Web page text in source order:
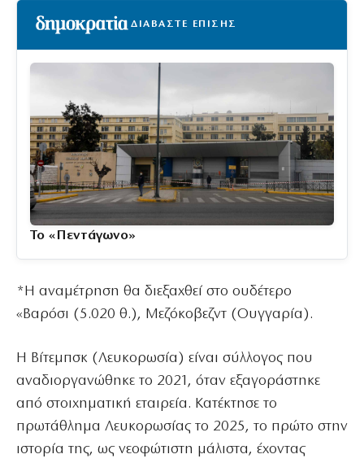
ΔΙΑΒΑΣΤΕ ΕΠΙΣΗΣ
Το «Πεντάγωνο»
*Η αναμέτρηση θα διεξαχθεί στο ουδέτερο
«Βαρόσι (5.020 θ.), Μεζόκοβεζντ (Ουγγαρία).
Η Βίτεμπσκ (Λευκορωσία) είναι σύλλογος που
αναδιοργανώθηκε το 2021, όταν εξαγοράστηκε
από στοιχηματική εταιρεία. Κατέκτησε το
πρωτάθλημα Λευκορωσίας το 2025, το πρώτο στην
ιστορία της, ως νεοφώτιστη μάλιστα, έχοντας